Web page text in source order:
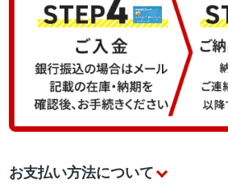
お支払い方法について